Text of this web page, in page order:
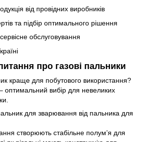
від провідних виробників
та підбір оптимального рішення
обслуговування
про газові пальники
краще для побутового використання?
оптимальний вибір для невеликих
для зварювання від пальника для
створюють стабільне полум’я для